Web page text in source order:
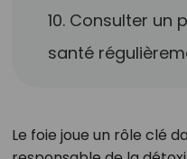
10. Consulter un
santé
Le foie joue un rôle clé